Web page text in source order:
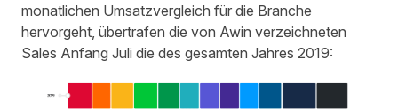
monatlichen Umsatzvergleich für die Branche
hervorgeht, übertrafen die von Awin verzeichneten
Sales Anfang Juli die des gesamten Jahres 2019: